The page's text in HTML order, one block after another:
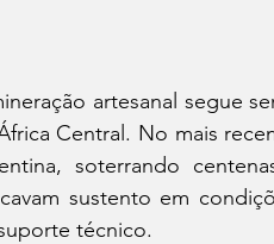
artesanal segue
Central. No mais
soterrando
sustento em
técnico.